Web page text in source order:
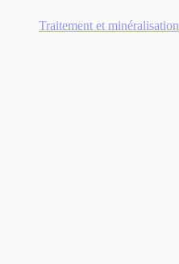
Traitement et minéralisation